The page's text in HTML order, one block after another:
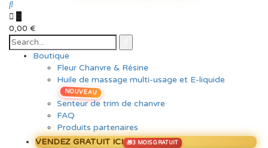
0
0,00 €
Boutique
Fleur Chanvre & Résine
Huile de massage multi-usage et E-liquide
NOUVEAU
Senteur de trim de chanvre
FAQ
Produits partenaires
VENDEZ GRATUIT ICI